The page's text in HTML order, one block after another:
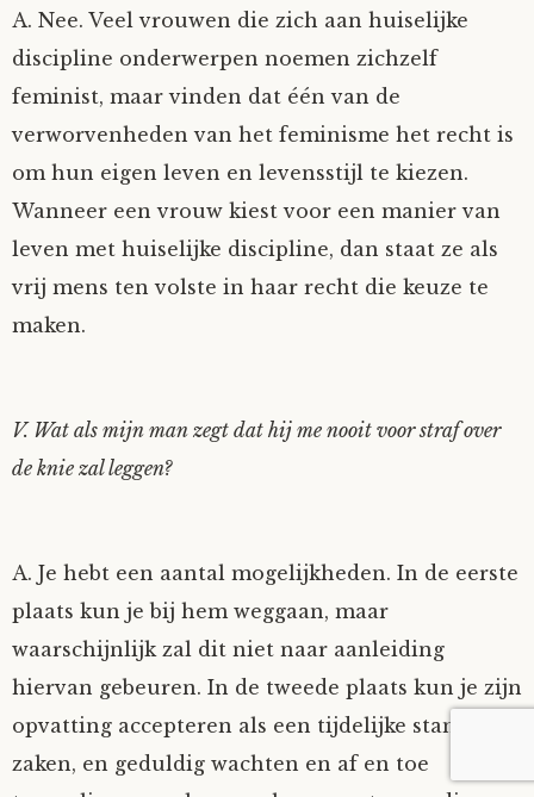
A. Nee. Veel vrouwen die zich aan huiselijke
discipline onderwerpen noemen zichzelf
feminist, maar vinden dat één van de
verworvenheden van het feminisme het recht is
om hun eigen leven en levensstijl te kiezen.
Wanneer een vrouw kiest voor een manier van
leven met huiselijke discipline, dan staat ze als
vrij mens ten volste in haar recht die keuze te
maken.
V. Wat als mijn man zegt dat hij me nooit voor straf over
de knie zal leggen?
A. Je hebt een aantal mogelijkheden. In de eerste
plaats kun je bij hem weggaan, maar
waarschijnlijk zal dit niet naar aanleiding
hiervan gebeuren. In de tweede plaats kun je zijn
opvatting accepteren als een tijdelijke stand van
zaken, en geduldig wachten en af en toe